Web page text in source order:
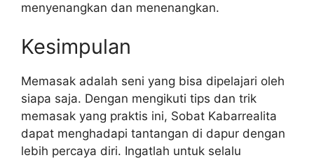
menyenangkan dan menenangkan.
Kesimpulan
Memasak adalah seni yang bisa dipelajari oleh
siapa saja. Dengan mengikuti tips dan trik
memasak yang praktis ini, Sobat Kabarrealita
dapat menghadapi tantangan di dapur dengan
lebih percaya diri. Ingatlah untuk selalu